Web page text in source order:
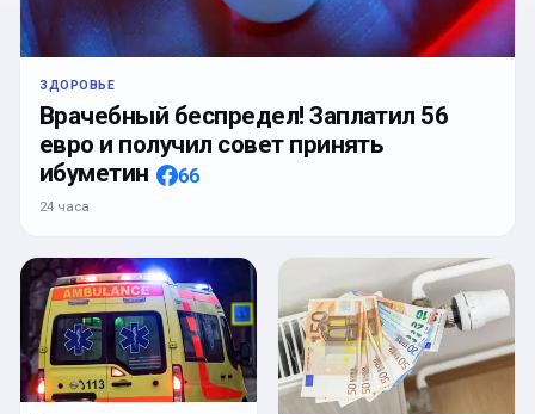
ЗДОРОВЬЕ
Врачебный беспредел! Заплатил 56
евро и получил совет принять
ибуметин
66
24 часа